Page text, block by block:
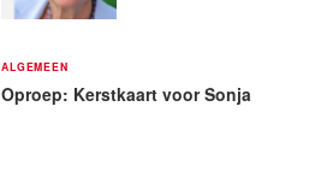
ALGEMEEN
Oproep: Kerstkaart voor Sonja